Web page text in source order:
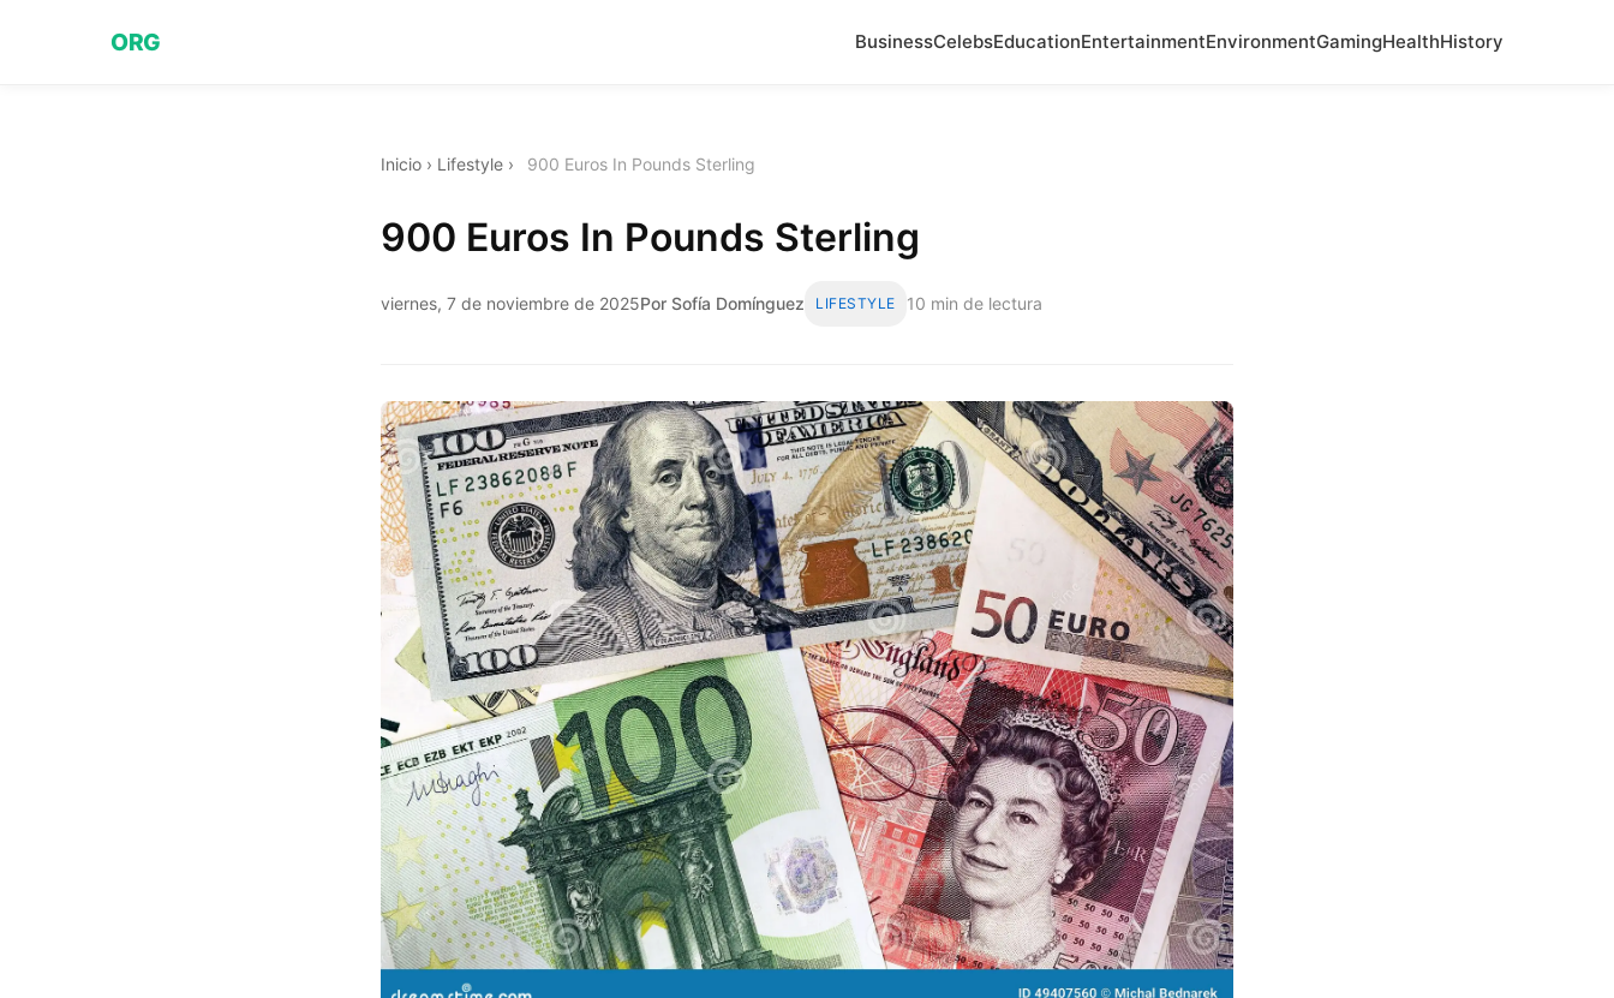
ORG BusinessCelebsEducationEntertainmentEnvironmentGamingHealthHistory
Inicio › Lifestyle › 900 Euros In Pounds Sterling
900 Euros In Pounds Sterling
viernes, 7 de noviembre de 2025Por Sofía Domínguez LIFESTYLE 10 min de lectura